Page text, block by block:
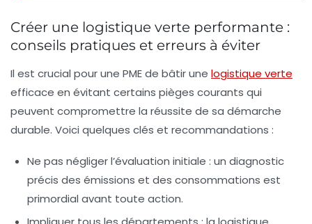
Créer une logistique verte performante :
conseils pratiques et erreurs à éviter
Il est crucial pour une PME de bâtir une logistique verte
efficace en évitant certains pièges courants qui
peuvent compromettre la réussite de sa démarche
durable. Voici quelques clés et recommandations :
Ne pas négliger l’évaluation initiale : un diagnostic
précis des émissions et des consommations est
primordial avant toute action.